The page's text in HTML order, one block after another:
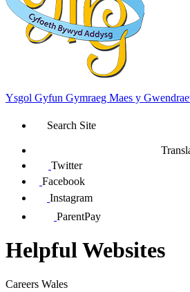
Ysgol Gyfun Gymraeg Maes y
Search Site
Twitter
Facebook
Instagram
ParentPay
Helpful Websites
Careers Wales